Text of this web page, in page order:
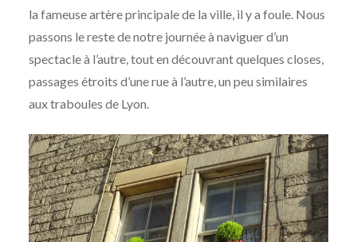
la fameuse artère principale de la ville, il y a foule. Nous
passons le reste de notre journée à naviguer d’un
spectacle à l’autre, tout en découvrant quelques closes,
passages étroits d’une rue à l’autre, un peu similaires
aux traboules de Lyon.